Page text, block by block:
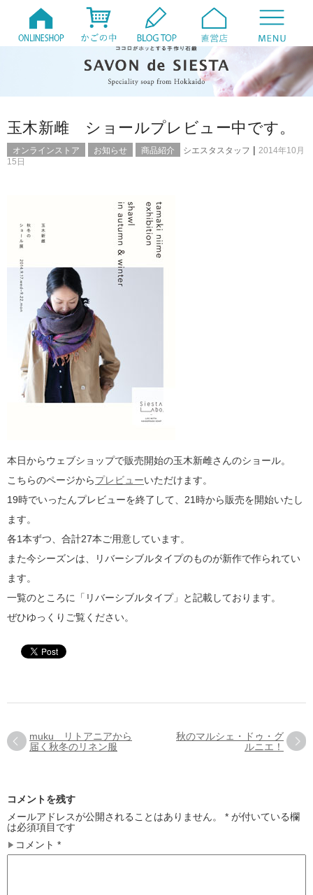
玉木新雌 ショールプレビュー中です。
オンラインストア お知らせ 商品紹介 シエスタスタッフ | 2014年10月
15日
本日からウェブショップで販売開始の玉木新雌さんのショール。
こちらのページからプレビューいただけます。
19時でいったんプレビューを終了して、21時から販売を開始いたし
ます。
各1本ずつ、合計27本ご用意しています。
また今シーズンは、リバーシブルタイプのものが新作で作られてい
ます。
一覧のところに「リバーシブルタイプ」と記載しております。
ぜひゆっくりご覧ください。
muku リトアニアから
届く秋冬のリネン服
秋のマルシェ・ドゥ・グ
ルニエ！
コメントを残す
メールアドレスが公開されることはありません。
* が付いている欄
は必須項目です
コメント *